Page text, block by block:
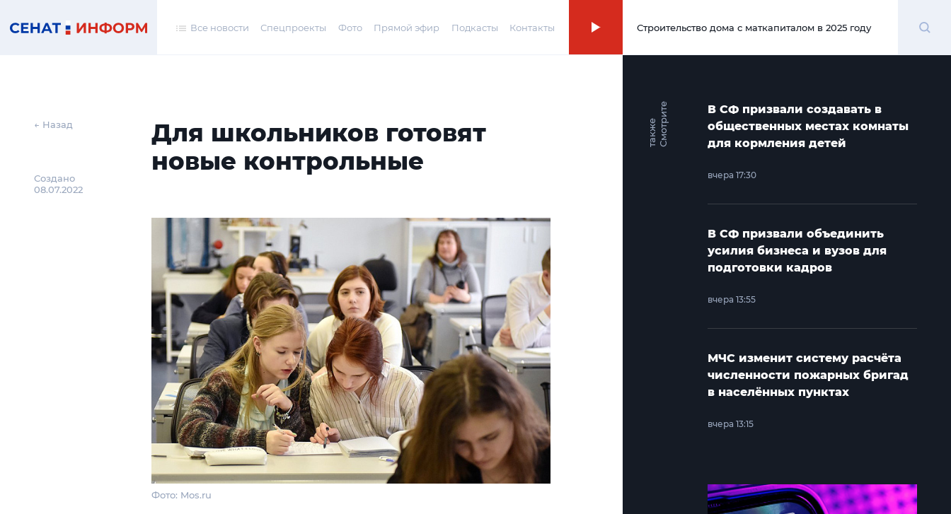
Все новости Спецпроекты Фото Прямой эфир Подкасты Контакты 00:00
Строительство дома с маткапиталом в 2025 году
← Назад
Создано
08.07.2022
Для школьников готовят
новые контрольные
Фото: Mos.ru
С
м
о
т
р и
т
е
т
а
к
ж
е
В СФ призвали создавать в
общественных местах комнаты
для кормления детей
вчера 17:30
В СФ призвали объединить
усилия бизнеса и вузов для
подготовки кадров
вчера 13:55
МЧС изменит систему расчёта
численности пожарных бригад
в населённых пунктах
вчера 13:15